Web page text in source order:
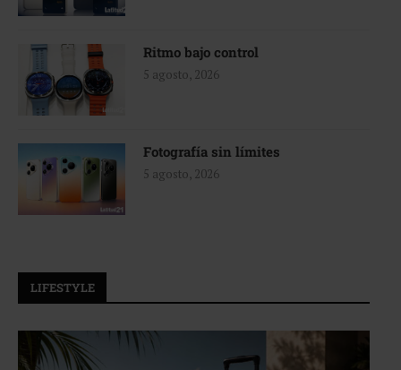
Ritmo bajo control
5 agosto, 2026
Fotografía sin límites
5 agosto, 2026
LIFESTYLE